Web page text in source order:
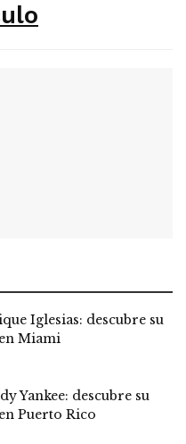
Iglesias: descubre su
Miami
Yankee: descubre su
Puerto Rico